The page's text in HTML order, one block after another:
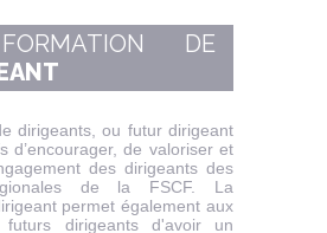
DE
dirigeants, ou futur dirigeant
d’encourager, de valoriser et
des dirigeants des
de la FSCF. La
permet également aux
futurs dirigeants d'avoir un